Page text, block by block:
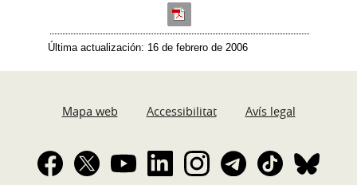
Última actualización: 16 de febrero de 2006
Mapa web Accessibilitat Avís legal